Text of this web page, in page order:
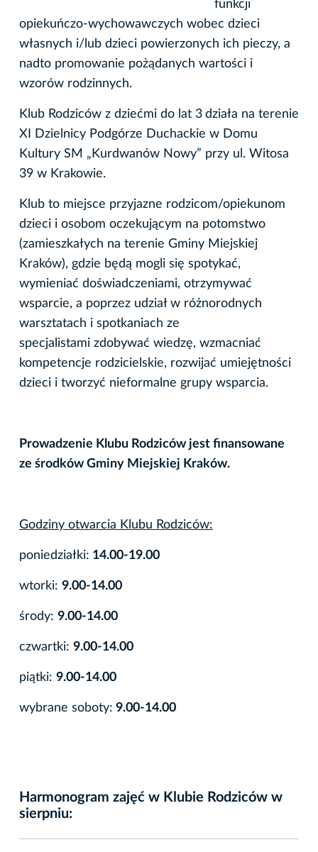
funkcji
opiekuńczo-wychowawczych wobec dzieci
własnych i/lub dzieci powierzonych ich pieczy, a
nadto promowanie pożądanych wartości i
wzorów rodzinnych.
Klub Rodziców z dziećmi do lat 3 działa na terenie
XI Dzielnicy Podgórze Duchackie w Domu
Kultury SM „Kurdwanów Nowy” przy ul. Witosa
39 w Krakowie.
Klub to miejsce przyjazne rodzicom/opiekunom
dzieci i osobom oczekującym na potomstwo
(zamieszkałych na terenie Gminy Miejskiej
Kraków), gdzie będą mogli się spotykać,
wymieniać doświadczeniami, otrzymywać
wsparcie, a poprzez udział w różnorodnych
warsztatach i spotkaniach ze
specjalistami zdobywać wiedzę, wzmacniać
kompetencje rodzicielskie, rozwijać umiejętności
dzieci i tworzyć nieformalne grupy wsparcia.
Prowadzenie Klubu Rodziców jest finansowane
ze środków Gminy Miejskiej Kraków.
Godziny otwarcia Klubu Rodziców:
poniedziałki: 14.00-19.00
wtorki: 9.00-14.00
środy: 9.00-14.00
czwartki: 9.00-14.00
piątki: 9.00-14.00
wybrane soboty: 9.00-14.00
Harmonogram zajęć w Klubie Rodziców w
sierpniu: